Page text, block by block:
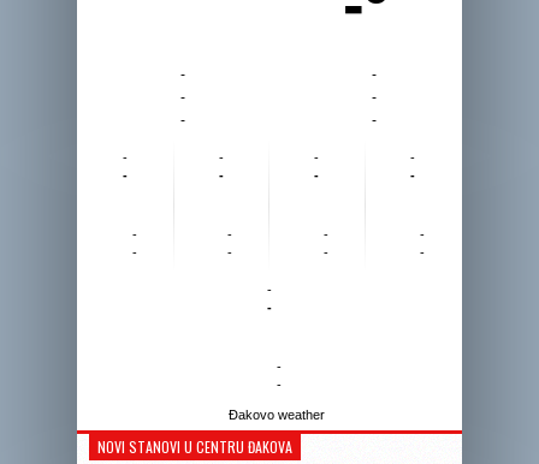
-
-
-
-
-
-
-
-
-
-
-
-
-
-
-
-
-
-
-
-
-
-
-
-
-
-
Đakovo weather
NOVI STANOVI U CENTRU ĐAKOVA